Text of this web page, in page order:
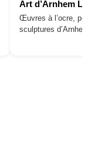
Art d’Arnhem
Œuvres à l’ocre,
sculptures